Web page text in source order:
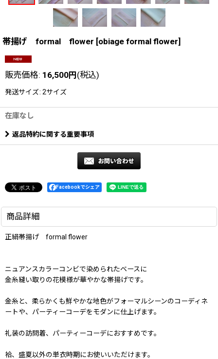
帯揚げ formal flower [obiage formal flower]
販売価格: 16,500円(税込)
発送サイズ: 2サイズ
在庫なし
返品特約に関する重要事項
Facebookでシェア
商品詳細
正絹帯揚げ formal flower
ニュアンスカラーコンビで染められたベースに
金糸縫い取りの花模様が華やかな帯揚げです。
金糸と、柔らかくも鮮やかな地色がフォーマルシーンのコーディネ
ートや、パーティーコーデをモダンに仕上げます。
礼装の訪問着、パーティーコーデにおすすめです。
袷、盛夏以外の単衣時期にお使いいただけます。